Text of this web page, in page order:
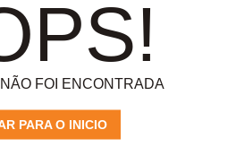
FOI ENCONTRADA
PARA O INICIO